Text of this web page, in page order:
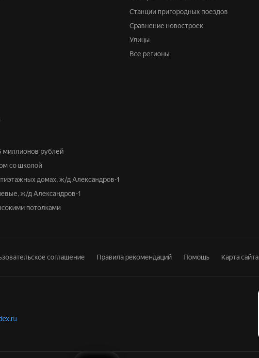
Станции пригородных поездов
Сравнение новостроек
Улицы
Все регионы
миллионов рублей
со школой
домах, ж/д Александров-1
ж/д Александров-1
потолками
соглашение Правила рекомендаций Помощь Карта сайта